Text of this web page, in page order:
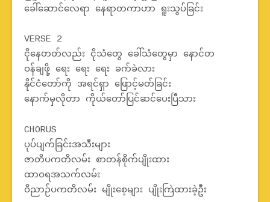
ခေါ်ဆောင်လေရာ နေရာတကာဟာ ရူးသွပ်ခြင်း
VERSE 2
ငိုနေတတ်လည်း ငိုသံတွေ ခေါ်သံတွေမှာ နောင်တ
ဝန်ချဖို့ ရေး ရေး ရေး ခက်ခဲလား
နိုင်ငံတော်ကို အရင်ရှာ ဖြောင့်မတ်ခြင်း
နောက်မှလိုတာ ကိုယ်တော်ပြင်ဆင်ပေးပြီသား
CHORUS
ပုပ်ပျက်ခြင်းအသီးများ
ဇာတိပကတိလမ်း စာတန်စိုက်ပျိုးထား
ထာဝရအသက်လမ်း
ဝိညာဉ်ပကတိလမ်း မျိုးစေ့များ ပျိုးကြဲထားခဲ့ဦး